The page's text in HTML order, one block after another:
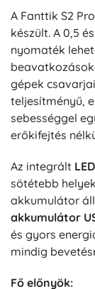
A Fanttik S2
készült. A 0,5
nyomaték
gépek
teljesítményű,
sebességgel
erőkifejtés
Az integrált
sötétebb
akkumulátor
akkumulátor
és gyors
mindig
Fő előnyök: